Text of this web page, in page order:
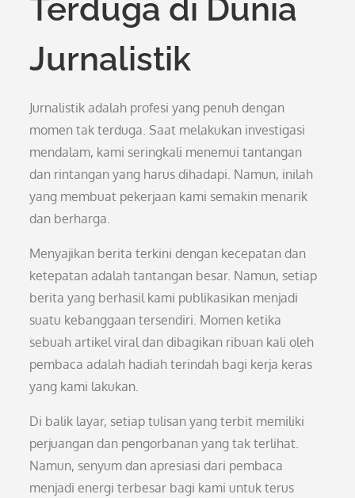
Terduga di Dunia
Jurnalistik
Jurnalistik adalah profesi yang penuh dengan
momen tak terduga. Saat melakukan investigasi
mendalam, kami seringkali menemui tantangan
dan rintangan yang harus dihadapi. Namun, inilah
yang membuat pekerjaan kami semakin menarik
dan berharga.
Menyajikan berita terkini dengan kecepatan dan
ketepatan adalah tantangan besar. Namun, setiap
berita yang berhasil kami publikasikan menjadi
suatu kebanggaan tersendiri. Momen ketika
sebuah artikel viral dan dibagikan ribuan kali oleh
pembaca adalah hadiah terindah bagi kerja keras
yang kami lakukan.
Di balik layar, setiap tulisan yang terbit memiliki
perjuangan dan pengorbanan yang tak terlihat.
Namun, senyum dan apresiasi dari pembaca
menjadi energi terbesar bagi kami untuk terus